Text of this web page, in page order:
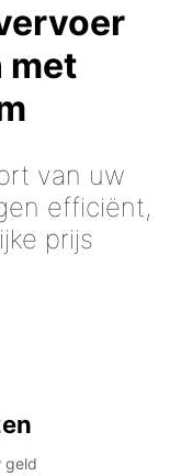
met
van uw
efficiënt,
prijs
geld